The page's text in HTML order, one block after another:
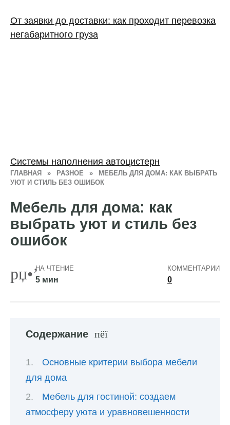
ГЛАВНАЯ » РАЗНОЕ »
МЕБЕЛЬ ДЛЯ ДОМА: КАК ВЫБРАТЬ
УЮТ И СТИЛЬ БЕЗ ОШИБОК
Мебель для дома: как
выбрать уют и стиль без
ошибок
НА ЧТЕНИЕ
5 мин
КОММЕНТАРИИ
0
Содержание
Основные критерии выбора мебели
для дома
Мебель для гостиной: создаем
атмосферу уюта и уравновешенности
От заявки до доставки: как проходит перевозка
негабаритного груза
Системы наполнения автоцистерн